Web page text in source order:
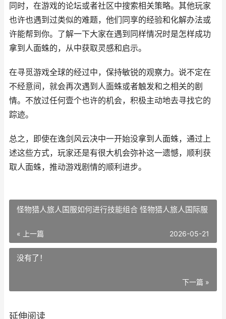
同时，在游戏的论坛或者社区中搜索相关策略。其他玩家
也许也遇到过类似的难题，他们同享的经验和化解办法或
许能帮到你。了解一下大家在遇到同样情况时是怎样成功
拿到人面蛛的，从中获取灵感和启示。
在寻觅游戏全球的经过中，保持敏锐的观察力。说不定在
不经意间，就会再次遇到人面蛛或者触发和之相关的剧
情。不放过任何壹个也许的机会，积极主动地去寻找它的
踪迹。
总之，即使在逸剑风云决中一开始没拿到人面蛛，通过上
述这些方式，玩家还是有很大机会弥补这一遗憾，顺利获
取人面蛛，推动游戏剧情的顺利进步。
怪物猎人旅人国服如何进行技能组合 怪物猎人旅人国际服
« 上一篇 2026-05-21
没有了！
下一篇 »
延伸阅读